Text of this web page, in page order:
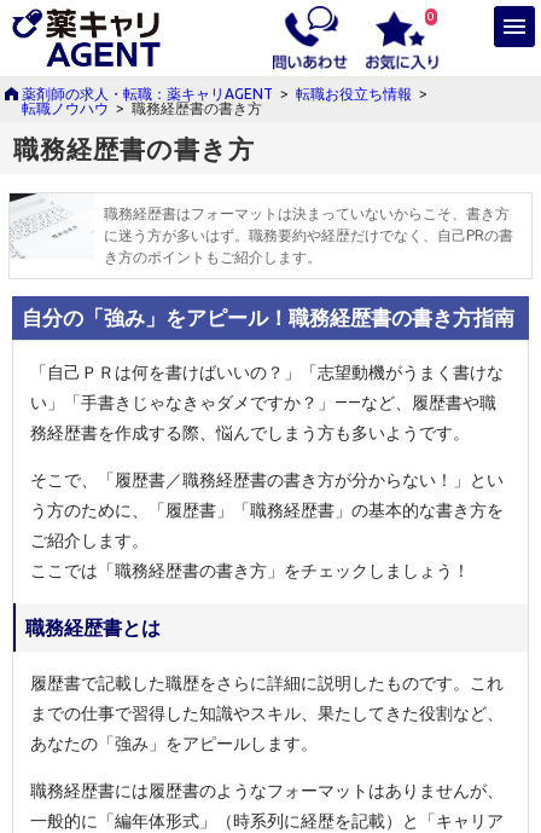
0
薬剤師の求人・転職：薬キャリAGENT > 転職お役立ち情報 >
転職ノウハウ > 職務経歴書の書き方
職務経歴書の書き方
職務経歴書はフォーマットは決まっていないからこそ、書き方
に迷う方が多いはず。職務要約や経歴だけでなく、自己PRの書
き方のポイントもご紹介します。
自分の「強み」をアピール！職務経歴書の書き方指南
「自己ＰＲは何を書けばいいの？」「志望動機がうまく書けな
い」「手書きじゃなきゃダメですか？」――など、履歴書や職
務経歴書を作成する際、悩んでしまう方も多いようです。
そこで、「履歴書／職務経歴書の書き方が分からない！」とい
う方のために、「履歴書」「職務経歴書」の基本的な書き方を
ご紹介します。
ここでは「職務経歴書の書き方」をチェックしましょう！
職務経歴書とは
履歴書で記載した職歴をさらに詳細に説明したものです。これ
までの仕事で習得した知識やスキル、果たしてきた役割など、
あなたの「強み」をアピールします。
職務経歴書には履歴書のようなフォーマットはありませんが、
一般的に「編年体形式」（時系列に経歴を記載）と「キャリア